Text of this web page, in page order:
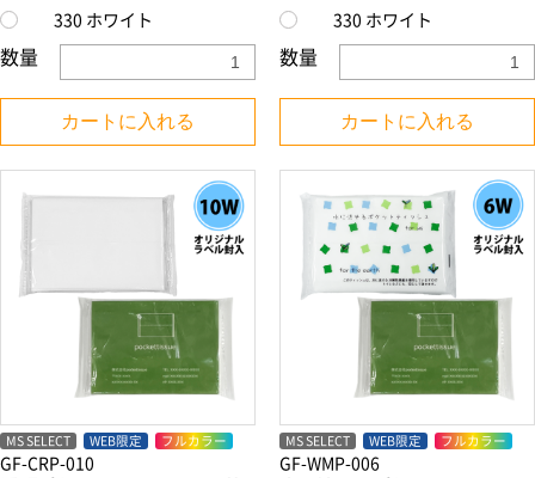
330 ホワイト
数量
カートに入れる
330 ホワイト
数量
カートに入れる
MS SELECT WEB限定 フルカラー
GF-CRP-010
MS SELECT WEB限定 フルカラー
GF-WMP-006